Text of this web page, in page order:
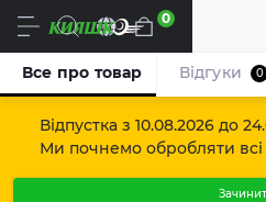
Відпустка з 10.08.2026 до
Ми почнемо обробляти
Uk 0
Все про товар Відгуки 0